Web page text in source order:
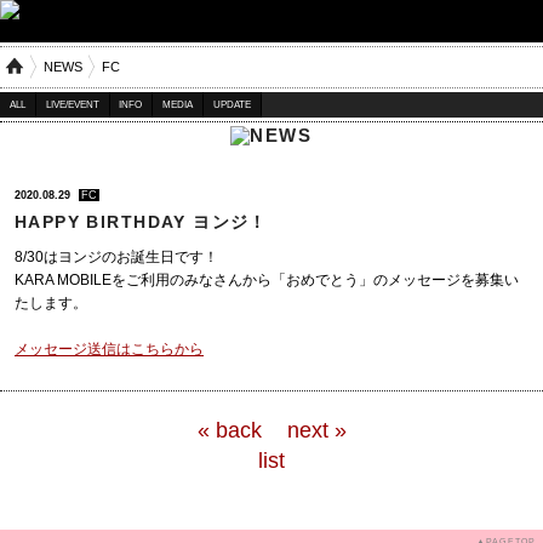
NEWS FC
ALL LIVE/EVENT INFO MEDIA UPDATE
2020.08.29 FC
HAPPY BIRTHDAY ヨンジ！
8/30はヨンジのお誕生日です！
KARA MOBILEをご利用のみなさんから「おめでとう」のメッセージを募集い
たします。
メッセージ送信はこちらから
« back
next »
list